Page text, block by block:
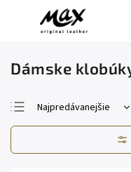
Dámske
Najpredávanejšie
Najlacnejšie
Najdrahšie